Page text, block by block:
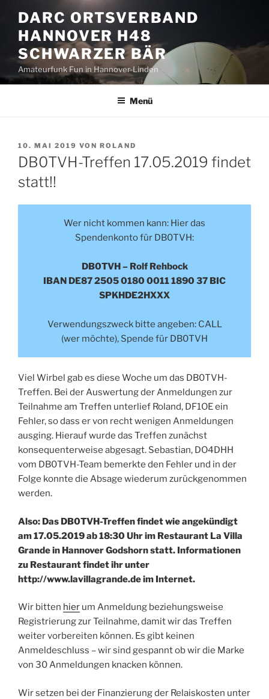
Inhalt
springen
DARC ORTSVERBAND
HANNOVER H48
SCHWARZER BÄR
Amateurfunk Fun in Hannover-Linden
Menü
VERÖFFENTLICHT
AM
10. MAI 2019 VON ROLAND
DB0TVH-Treffen 17.05.2019 findet
statt!!
Wer nicht kommen kann: Hier das
Spendenkonto für DB0TVH:
DB0TVH – Rolf Rehbock
IBAN DE87 2505 0180 0011 1890 37 BIC
SPKHDE2HXXX
Verwendungszweck bitte angeben: CALL
(wer möchte), Spende für DB0TVH
Viel Wirbel gab es diese Woche um das DB0TVH-
Treffen. Bei der Auswertung der Anmeldungen zur
Teilnahme am Treffen unterlief Roland, DF1OE ein
Fehler, so dass er von recht wenigen Anmeldungen
ausging. Hierauf wurde das Treffen zunächst
konsequenterweise abgesagt. Sebastian, DO4DHH
vom DB0TVH-Team bemerkte den Fehler und in der
Folge konnte die Absage wiederum zurückgenommen
werden.
Also: Das DB0TVH-Treffen findet wie angekündigt
am 17.05.2019 ab 18:30 Uhr im Restaurant La Villa
Grande in Hannover Godshorn statt. Informationen
zu Restaurant findet ihr unter
http://www.lavillagrande.de im Internet.
Wir bitten hier um Anmeldung beziehungsweise
Registrierung zur Teilnahme, damit wir das Treffen
weiter vorbereiten können. Es gibt keinen
Anmeldeschluss – wir sind gespannt ob wir die Marke
von 30 Anmeldungen knacken können.
Wir setzen bei der Finanzierung der Relaiskosten unter